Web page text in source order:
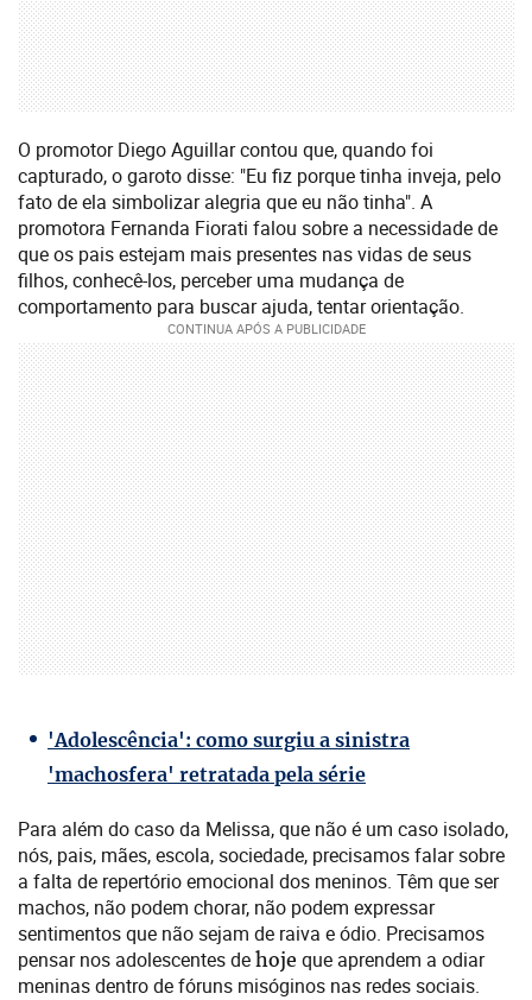
O promotor Diego Aguillar contou que, quando foi
capturado, o garoto disse: "Eu fiz porque tinha inveja, pelo
fato de ela simbolizar alegria que eu não tinha". A
promotora Fernanda Fiorati falou sobre a necessidade de
que os pais estejam mais presentes nas vidas de seus
filhos, conhecê-los, perceber uma mudança de
comportamento para buscar ajuda, tentar orientação.
'Adolescência': como surgiu a sinistra
'machosfera' retratada pela série
Para além do caso da Melissa, que não é um caso isolado,
nós, pais, mães, escola, sociedade, precisamos falar sobre
a falta de repertório emocional dos meninos. Têm que ser
machos, não podem chorar, não podem expressar
sentimentos que não sejam de raiva e ódio. Precisamos
pensar nos adolescentes dehoje que aprendem a odiar
meninas dentro de fóruns misóginos nas redes sociais.